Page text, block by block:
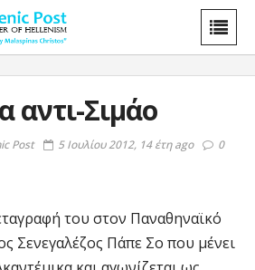
αντι-Σιμάο
Post 5 Ιουλίου 2012, 14 έτη ago
0
του στον Παναθηναϊκό
Σενεγαλέζος Πάπε Σο που μένει